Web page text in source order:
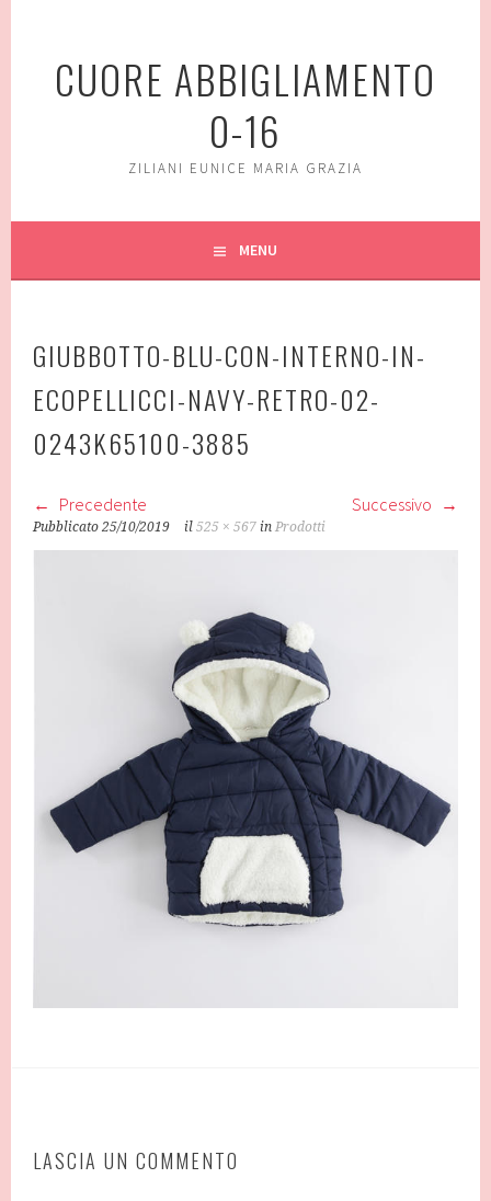
contenutoCUORE ABBIGLIAMENTO
0-16
ZILIANI EUNICE MARIA GRAZIA
MENU
GIUBBOTTO-BLU-CON-INTERNO-IN-
ECOPELLICCI-NAVY-RETRO-02-
0243K65100-3885
Precedente Successivo
Pubblicato25/10/2019 il525 × 567 inProdotti
LASCIA UN COMMENTO